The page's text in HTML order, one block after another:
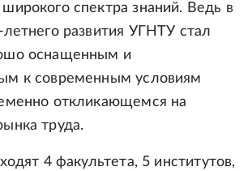
спектра знаний. Ведь в
летнего развития УГНТУ стал
оснащенным и
к современным условиям
откликающемся на
труда.
4 факультета, 5 институтов,